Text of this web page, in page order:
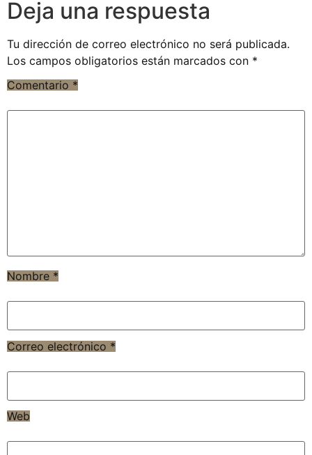
Deja una respuesta
Tu dirección de correo electrónico no será publicada.
Los campos obligatorios están marcados con *
Comentario *
Nombre *
Correo electrónico *
Web